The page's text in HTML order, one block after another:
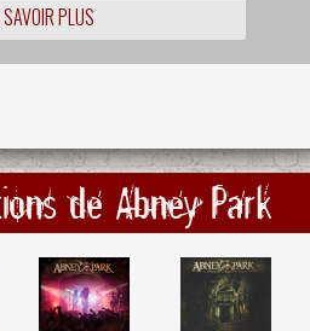
PLUS
de Abney Park